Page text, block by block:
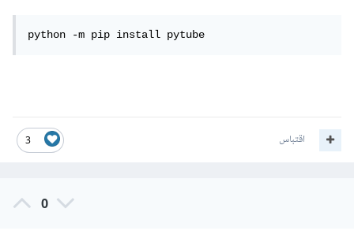
فظهر لي خيار المكتبة ولكن ام يظهر أمر تنزيلpython -m pip install pytube
3 اقتباس
0